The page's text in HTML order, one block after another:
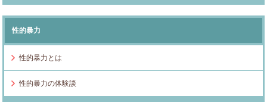
性的暴力
性的暴力とは
性的暴力の体験談